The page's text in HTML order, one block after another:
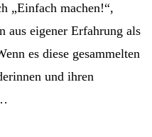
„Einfach machen!“,
aus eigener Erfahrung als
es diese gesammelten
und ihren